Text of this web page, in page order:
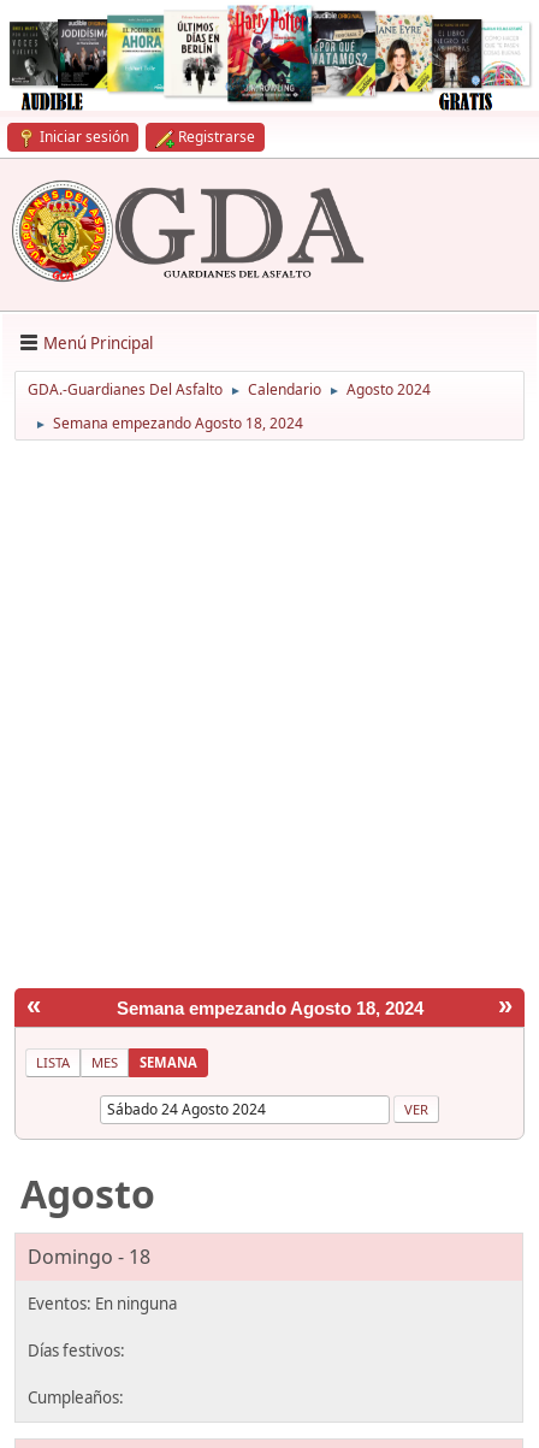
Iniciar sesión Registrarse
Menú Principal
GDA.-Guardianes Del Asfalto ► Calendario ► Agosto 2024
► Semana empezando Agosto 18, 2024
« »
Semana empezando Agosto 18, 2024
LISTA MES SEMANA
Agosto
Domingo - 18